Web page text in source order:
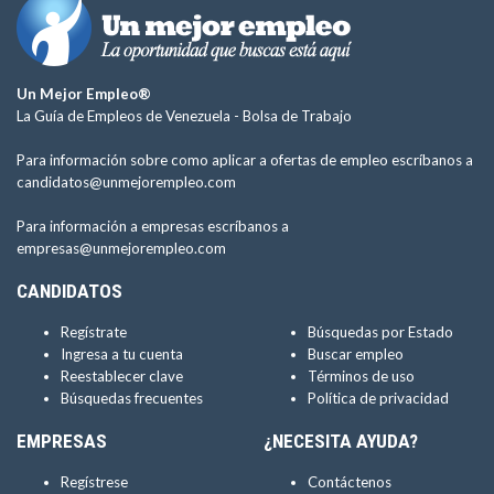
Un Mejor Empleo®
La Guía de Empleos de Venezuela - Bolsa de Trabajo
Para información sobre como aplicar a ofertas de empleo escríbanos a
candidatos@unmejorempleo.com
Para información a empresas escríbanos a
empresas@unmejorempleo.com
CANDIDATOS
Regístrate
Ingresa a tu cuenta
Reestablecer clave
Búsquedas frecuentes
Búsquedas por Estado
Buscar empleo
Términos de uso
Política de privacidad
EMPRESAS
Regístrese
¿NECESITA AYUDA?
Contáctenos